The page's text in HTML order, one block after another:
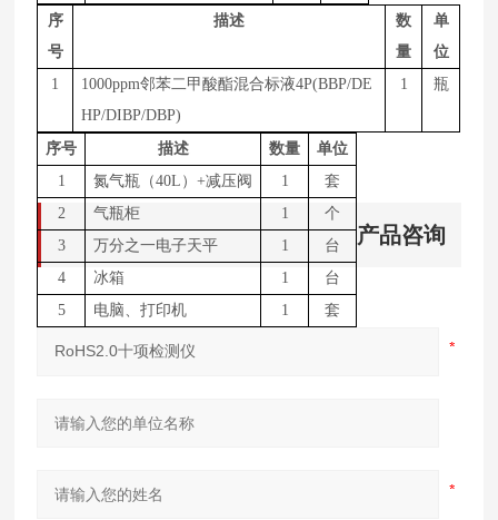
序
号
描述
数
量
单
位
1
1000ppm邻苯二甲酸酯混合标液4P(BBP/DE
HP/DIBP/DBP)
1 瓶
序号 描述 数量
单位
1
氮气瓶（40L ）+减压阀 1
套
2
气瓶柜 1
个
3
万分之一电子天平 1
台
4
冰箱 1
台
5
电脑、打印机 1 套
产品咨询